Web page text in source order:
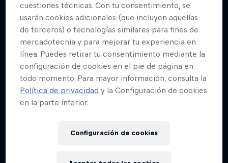
cuestiones técnicas. Con tu consentimiento, se
usarán cookies adicionales (que incluyen aquellas
de terceros) o tecnologías similares para fines de
mercadotecnia y para mejorar tu experiencia en
línea. Puedes retirar tu consentimiento mediante la
configuración de cookies en el pie de página en
todo momento. Para mayor información, consulta la
Política de privacidad y la Configuración de cookies
en la parte inferior.
Configuración de cookies